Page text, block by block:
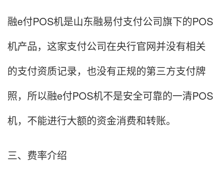
融e付POS机是山东融易付支付公司旗下的POS
机产品，这家支付公司在央行官网并没有相关
的支付资质记录，也没有正规的第三方支付牌
照，所以融e付POS机不是安全可靠的一清POS
机，不能进行大额的资金消费和转账。
三、费率介绍